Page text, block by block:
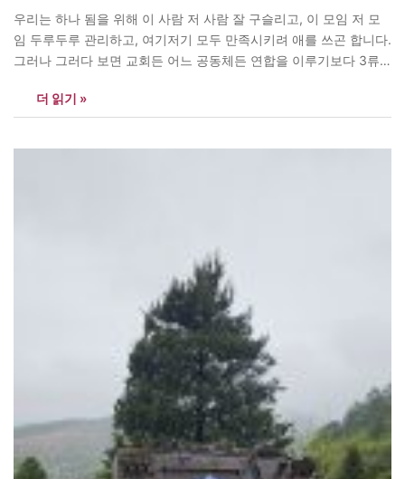
우리는 하나 됨을 위해 이 사람 저 사람 잘 구슬리고, 이 모임 저 모
임 두루두루 관리하고, 여기저기 모두 만족시키려 애를 쓰곤 합니다.
그러나 그러다 보면 교회든 어느 공동체든 연합을 이루기보다 3류
송환 반대 군중 “베냐민과 유다 자손 중에서 요새에 이르러 다윗에
게 나오매”(역대상 12:16)…
더 읽기 »